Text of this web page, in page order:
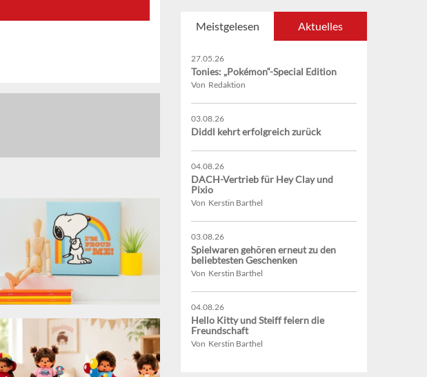
Meistgelesen Aktuelles
27.05.26
Tonies: „Pokémon“-Special Edition
Von Redaktion
03.08.26
Diddl kehrt erfolgreich zurück
04.08.26
DACH-Vertrieb für Hey Clay und
Pixio
Von Kerstin Barthel
03.08.26
Spielwaren gehören erneut zu den
beliebtesten Geschenken
Von Kerstin Barthel
04.08.26
Hello Kitty und Steiff feiern die
Freundschaft
Von Kerstin Barthel